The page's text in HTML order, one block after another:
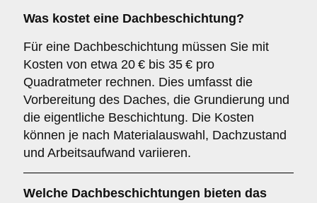
Was kostet eine Dachbeschichtung?
Für eine Dachbeschichtung müssen Sie mit
Kosten von etwa 20 € bis 35 € pro
Quadratmeter rechnen. Dies umfasst die
Vorbereitung des Daches, die Grundierung und
die eigentliche Beschichtung. Die Kosten
können je nach Materialauswahl, Dachzustand
und Arbeitsaufwand variieren.
Welche Dachbeschichtungen bieten das